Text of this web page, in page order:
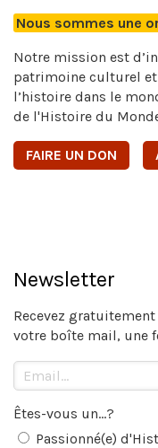
Nous sommes une
Notre mission est
patrimoine culturel et
l’histoire dans le
de l'Histoire du
FAIRE UN DON
Newsletter
Recevez
votre boîte mail, une
Êtes-vous un...?
Passionné(e)